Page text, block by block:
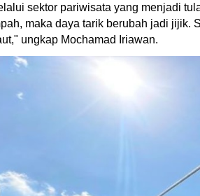
sektor pariwisata yang menjadi
maka daya tarik berubah jadi
ungkap Mochamad Iriawan.